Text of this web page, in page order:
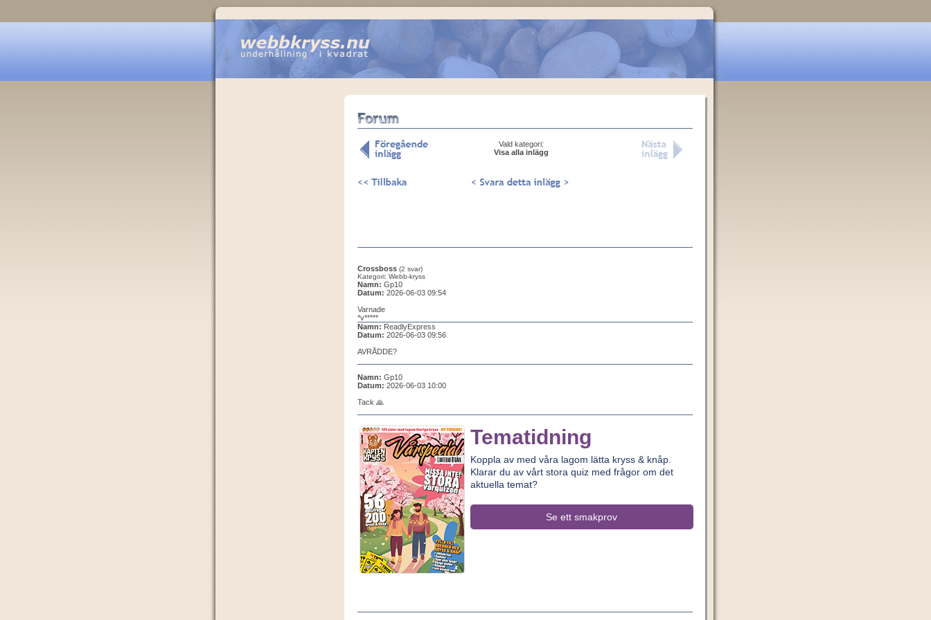
Vald kategori:
Visa alla inlägg
Crossboss (2 svar)
Kategori: Webb-kryss
Namn: Gp10
Datum: 2026-06-03 09:54
Varnade
*v*****
Namn: ReadlyExpress
Datum: 2026-06-03 09:56
AVRÅDDE?
Namn: Gp10
Datum: 2026-06-03 10:00
Tack 🙏
Tematidning
Koppla av med våra lagom lätta kryss & knåp.
Klarar du av vårt stora quiz med frågor om det
aktuella temat?
Se ett smakprov